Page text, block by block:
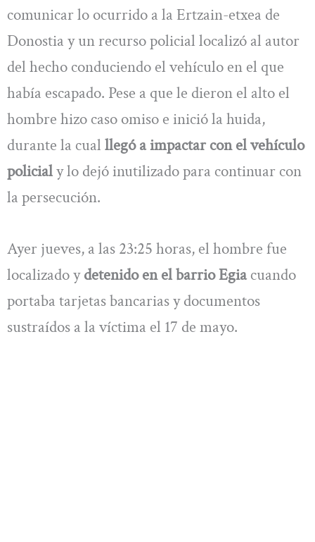
comunicar lo ocurrido a la Ertzain-etxea de
Donostia y un recurso policial localizó al autor
del hecho conduciendo el vehículo en el que
había escapado. Pese a que le dieron el alto el
hombre hizo caso omiso e inició la huida,
durante la cual llegó a impactar con el vehículo
policialy lo dejó inutilizado para continuar con
la persecución.
Ayer jueves, a las 23:25 horas, el hombre fue
localizado ydetenido en el barrio Egiacuando
portaba tarjetas bancarias y documentos
sustraídos a la víctima el 17 de mayo.